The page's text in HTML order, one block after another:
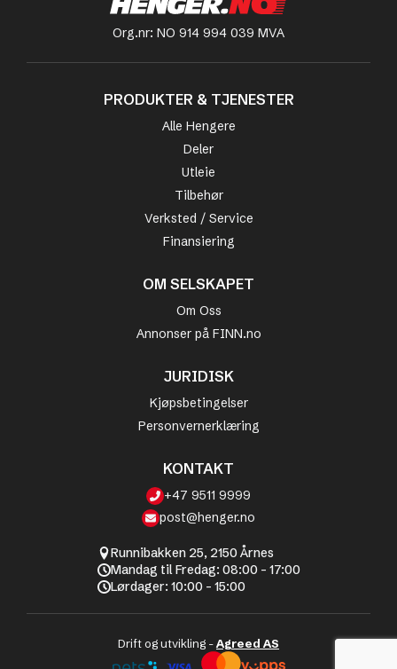
Org.nr: NO 914 994 039 MVA
PRODUKTER & TJENESTER
Alle Hengere
Deler
Utleie
Tilbehør
Verksted / Service
Finansiering
OM SELSKAPET
Om Oss
Annonser på FINN.no
JURIDISK
Kjøpsbetingelser
Personvernerklæring
KONTAKT
+47 9511 9999
post@henger.no
Runnibakken 25, 2150 Årnes
Mandag til Fredag: 08:00 - 17:00
Lørdager: 10:00 - 15:00
Drift og utvikling -Agreed AS